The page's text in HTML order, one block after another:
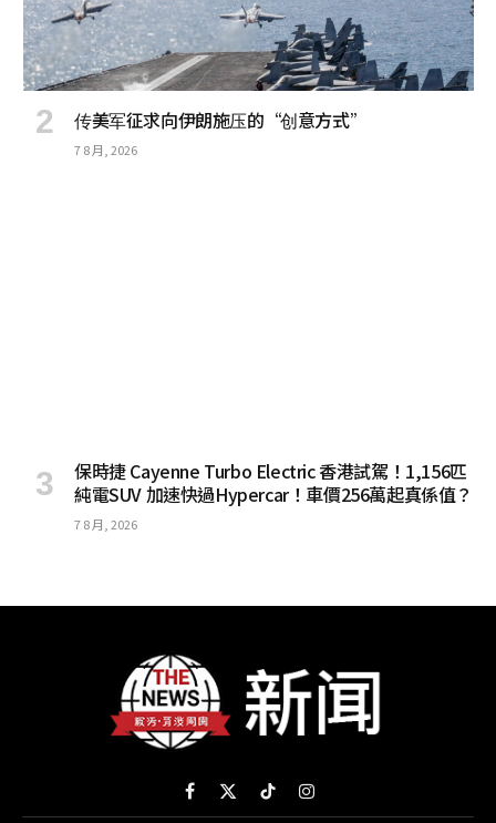
传美军征求向伊朗施压的“创意方式”
7 8 月, 2026
保時捷 Cayenne Turbo Electric 香港試駕！1,156匹
純電SUV 加速快過Hypercar！車價256萬起真係值？
7 8 月, 2026
Facebook
X
TikTokInstagram